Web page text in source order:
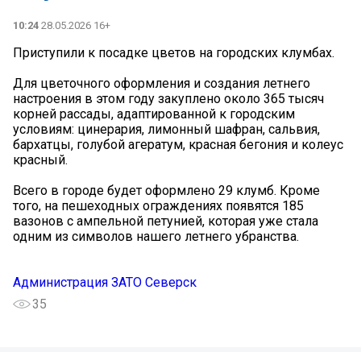
10:24 28.05.2026 16+
Приступили к посадке цветов на городских клумбах.
Для цветочного оформления и создания летнего
настроения в этом году закуплено около 365 тысяч
корней рассады, адаптированной к городским
условиям: цинерария, лимонный шафран, сальвия,
бархатцы, голубой агератум, красная бегония и колеус
красный.
Всего в городе будет оформлено 29 клумб. Кроме
того, на пешеходных ограждениях появятся 185
вазонов с ампельной петунией, которая уже стала
одним из символов нашего летнего убранства.
Администрация ЗАТО Северск
35